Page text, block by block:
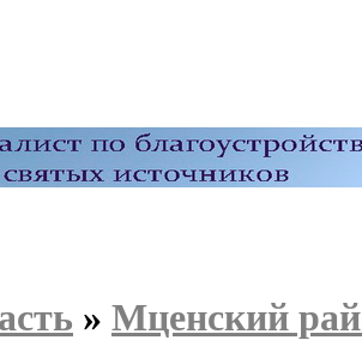
» Мценский